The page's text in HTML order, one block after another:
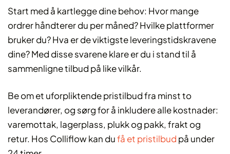
Start med å kartlegge dine behov: Hvor mange
ordrer håndterer du per måned? Hvilke plattformer
bruker du? Hva er de viktigste leveringstidskravene
dine? Med disse svarene klare er du i stand til å
sammenligne tilbud på like vilkår.
Be om et uforpliktende pristilbud fra minst to
leverandører, og sørg for å inkludere alle kostnader:
varemottak, lagerplass, plukk og pakk, frakt og
retur. Hos Colliflow kan dufå et pristilbud på under